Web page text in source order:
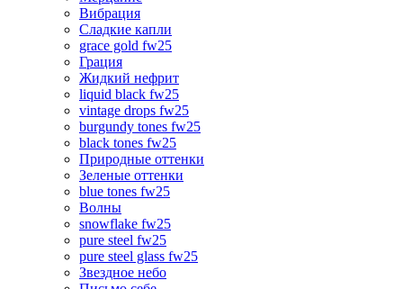
Вибрация
Сладкие капли
grace gold fw25
Грация
Жидкий нефрит
liquid black fw25
vintage drops fw25
burgundy tones fw25
black tones fw25
Природные оттенки
Зеленые оттенки
blue tones fw25
Волны
snowflake fw25
pure steel fw25
pure steel glass fw25
Звездное небо